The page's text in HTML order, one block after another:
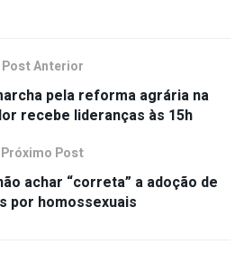
Post Anterior
pela reforma agrária na
recebe lideranças às 15h
Próximo Post
achar “correta” a adoção de
por homossexuais